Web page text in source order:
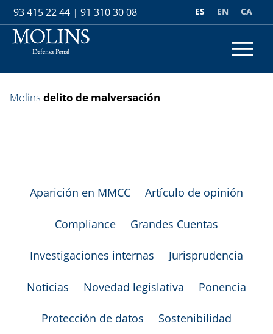
93 415 22 44 | 91 310 30 08 CA
EN
ES
Molinsdelito de malversación
Aparición en MMCC Artículo de opinión
Compliance Grandes Cuentas
Investigaciones internas Jurisprudencia
Noticias Novedad legislativa Ponencia
Protección de datos Sostenibilidad